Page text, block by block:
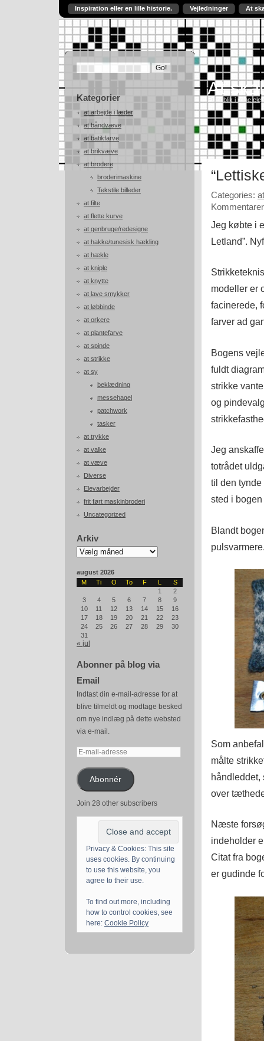
Inspiration eller en lille historie. Vejledninger At
Kategorier
at arbejde i læder
at båndvæve
at batikfarve
at brikvæve
at brodere
broderimaskine
Tekstile billeder
at filte
at flette kurve
at genbruge/redesigne
at hakke/tunesisk hækling
at hækle
at kniple
at knytte
at lave smykker
at løbbinde
at orkere
at plantefarve
at spinde
at strikke
at sy
beklædning
messehagel
patchwork
tasker
at trykke
at valke
at væve
Diverse
Elevarbejder
frit ført maskinbroderi
Uncategorized
Arkiv
Arkiv
august 2026
M
Ti O To F L
S
1
2
3
4 5 6 7 8
9
10
11 12 13 14 15
16
17
18 19 20 21 22
23
24
25 26 27 28 29
30
31
« jul
Abonner på blog via
Email
Indtast din e-mail-adresse for at
blive tilmeldt og modtage besked
om nye indlæg på dette websted
via e-mail.
E-
adresseAbonnér
Join 28 other subscribers
Privacy & Cookies: This site
uses cookies. By continuing
to use this website, you
agree to their use.
To find out more, including
how to control cookies, see
here: Cookie Policy
At
Et indblik i mine
Categories:
Jeg købte i
Letland”.
modeller er
facinerede,
farver ad
Bogens
fuldt
strikke
og
Jeg
totrådet
til den
sted i
Blandt
Som
målte
håndleddet,
over
Næste
indeholder
Citat fra
er gudinde